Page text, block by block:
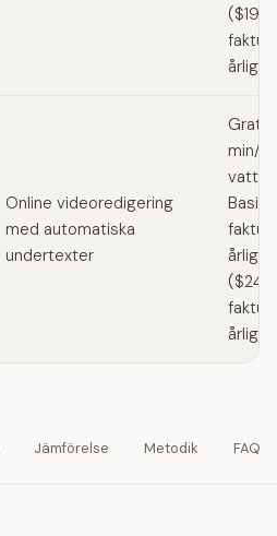
($19/
Online videoredigering
med automatiska
undertexter
min/
Basic
($24/
Jämförelse Metodik FAQ